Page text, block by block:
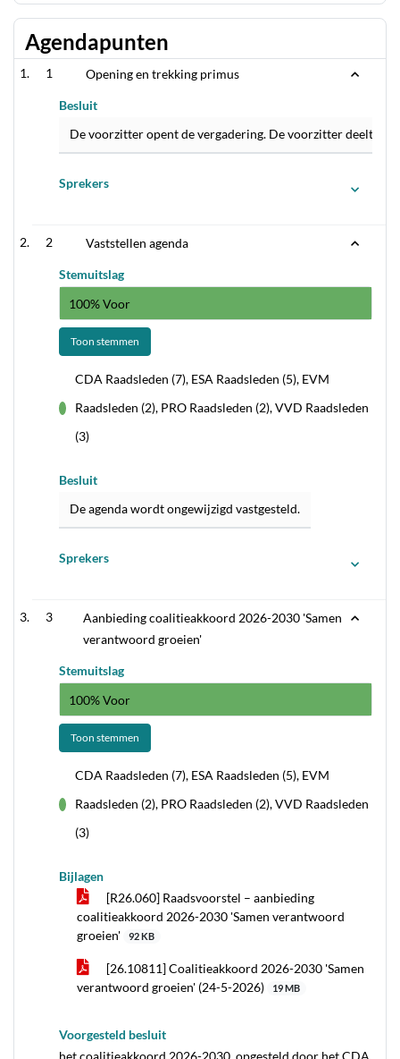
Agendapunten
1 Opening en trekking primus
Besluit
De voorzitter opent de vergadering. De voorzitter deelt
Sprekers
2 Vaststellen agenda
Stemuitslag
100% Voor
Toon stemmen
CDA Raadsleden (7), ESA Raadsleden (5), EVM
Raadsleden (2), PRO Raadsleden (2), VVD Raadsleden
(3)
Besluit
De agenda wordt ongewijzigd vastgesteld.
Sprekers
3
Aanbieding coalitieakkoord 2026-2030 'Samen
verantwoord groeien'
Stemuitslag
100% Voor
Toon stemmen
CDA Raadsleden (7), ESA Raadsleden (5), EVM
Raadsleden (2), PRO Raadsleden (2), VVD Raadsleden
(3)
Bijlagen
[R26.060] Raadsvoorstel – aanbieding
coalitieakkoord 2026-2030 'Samen verantwoord
groeien'
92 KB
[26.10811] Coalitieakkoord 2026-2030 'Samen
verantwoord groeien' (24-5-2026)
19 MB
Voorgesteld besluit
het coalitieakkoord 2026-2030, opgesteld door het CDA,